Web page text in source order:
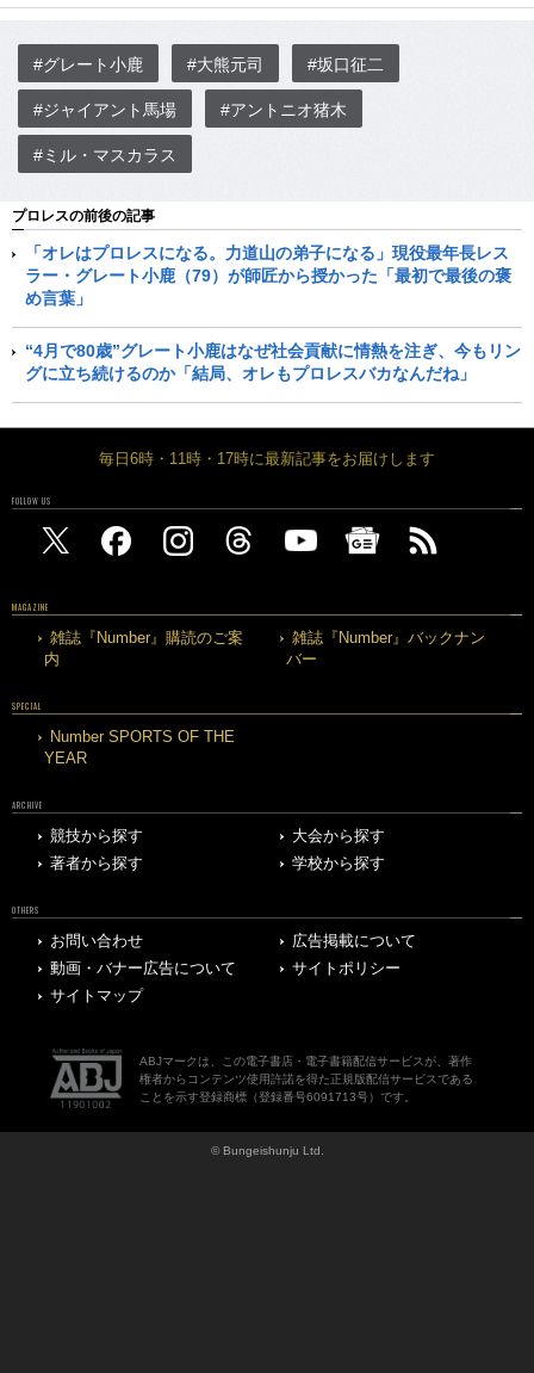
#グレート小鹿 #大熊元司 #坂口征二
#ジャイアント馬場 #アントニオ猪木
#ミル・マスカラス
プロレスの前後の記事
「オレはプロレスになる。力道山の弟子になる」現役最年長レス
ラー・グレート小鹿（79）が師匠から授かった「最初で最後の褒
め言葉」
“4月で80歳”グレート小鹿はなぜ社会貢献に情熱を注ぎ、今もリン
グに立ち続けるのか「結局、オレもプロレスバカなんだね」
毎日6時・11時・17時に最新記事をお届けします
FOLLOW US
MAGAZINE
雑誌『Number』購読のご案
内
雑誌『Number』バックナン
バー
SPECIAL
Number SPORTS OF THE
YEAR
ARCHIVE
競技から探す
大会から探す
著者から探す
学校から探す
OTHERS
お問い合わせ
広告掲載について
動画・バナー広告について
サイトポリシー
サイトマップ
ABJマークは、この電子書店・電子書籍配信サービスが、著作
権者からコンテンツ使用許諾を得た正規版配信サービスである
ことを示す登録商標（登録番号6091713号）です。
© Bungeishunju Ltd.